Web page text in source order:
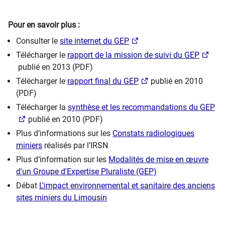
Pour en savoir plus :
Consulter le site internet du GEP
Télécharger le rapport de la mission de suivi du GEP
publié en 2013 (PDF)
Télécharger le rapport final du GEP
publié en 2010
(PDF)
Télécharger la synthèse et les recommandations du GEP
publié en 2010 (PDF)
Plus d’informations sur les Constats radiologiques
miniers réalisés par l’IRSN
Plus d’information sur les Modalités de mise en œuvre
d'un Groupe d'Expertise Pluraliste (GEP)
Débat L'impact environnemental et sanitaire des anciens
sites miniers du Limousin